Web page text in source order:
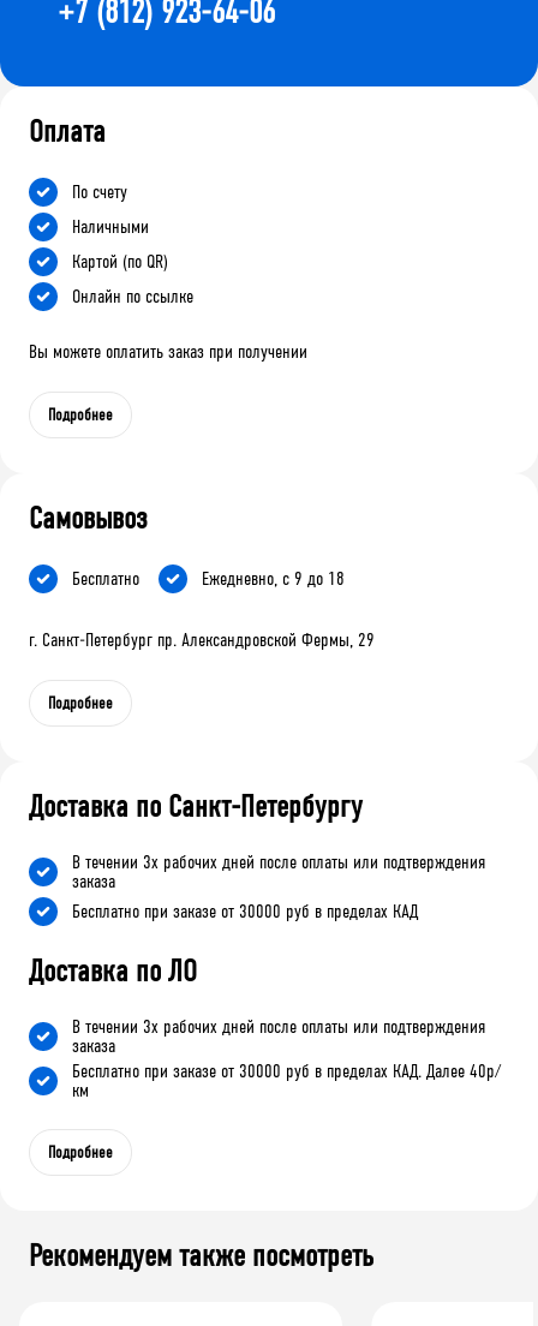
+7 (812) 923-64-06
Оплата
По счету
Наличными
Картой (по QR)
Онлайн по ссылке
Вы можете оплатить заказ при получении
Подробнее
Самовывоз
Бесплатно Ежедневно, с 9 до 18
г. Санкт-Петербург пр. Александровской Фермы, 29
Подробнее
Доставка по Санкт-Петербургу
В течении 3х рабочих дней после оплаты или подтверждения
заказа
Бесплатно при заказе от 30000 руб в пределах КАД
Доставка по ЛО
В течении 3х рабочих дней после оплаты или подтверждения
заказа
Бесплатно при заказе от 30000 руб в пределах КАД. Далее 40р/
км
Подробнее
Рекомендуем также посмотреть